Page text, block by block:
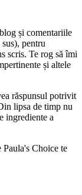
și comentariile
pentru
scris. Te rog să îmi
și altele
răspunsul potrivit
lipsa de timp nu
ingrediente a
Paula's Choice te